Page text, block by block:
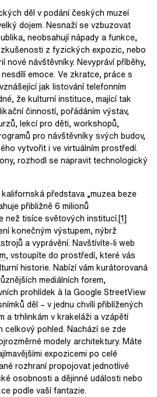
děl v podání českých muzeí
dojem. Nesnaží se vzbuzovat
neobsahují nápady a funkce,
z fyzických expozic, nebo
nové návštěvníky. Nevypráví příběhy,
emoce. Ve zkratce, práce s
jak listování telefonním
že kulturní instituce, mající tak
činností, pořádáním výstav,
lekcí pro děti, workshopů,
pro návštěvníky svých budov,
vytvořit i ve virtuálním prostředí.
rozhodl se napravit technologický
představa „muzea beze
přibližně 6 milionů
než tisíce světových institucí.[1]
konečným výstupem, nýbrž
a vyprávění. Navštívíte-li web
, vstoupíte do prostředí, které vás
historie. Nabízí vám kurátorovaná
mediálních forem,
prohlídek à la Google StreetView
děl – v jednu chvíli přiblížených
a trhlinkám v krakeláži a vzápětí
celkový pohled. Nachází se zde
modely architektury. Máte
expozicemi po celé
rozhraní propojovat jednotlivé
osobnosti a dějinné události nebo
podle vaší fantazie.